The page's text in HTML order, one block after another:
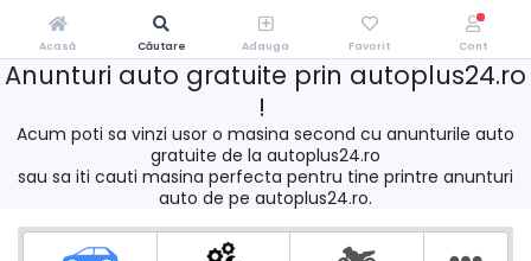
Anunturi auto gratuite prin autoplus24.ro
!
Acum poti sa vinzi usor o masina second cu anunturile auto
gratuite de la autoplus24.ro
sau sa iti cauti masina perfecta pentru tine printre anunturi
auto de pe autoplus24.ro.
Acasă Căutare Adauga Favorit Cont